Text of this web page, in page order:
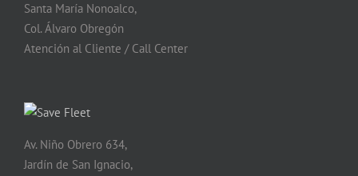
Santa María Nonoalco,
Col. Álvaro Obregón
Atención al Cliente / Call Center
Av. Niño Obrero 634,
Jardín de San Ignacio,